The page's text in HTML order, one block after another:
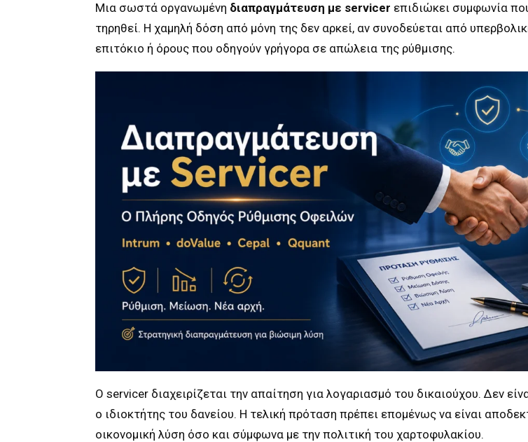
Μια σωστά οργανωμένη διαπραγμάτευση με servicer επιδιώκει συμφωνία
τηρηθεί. Η χαμηλή δόση από μόνη της δεν αρκεί, αν συνοδεύεται από
επιτόκιο ή όρους που οδηγούν γρήγορα σε απώλεια της ρύθμισης.
Ο servicer διαχειρίζεται την απαίτηση για λογαριασμό του δικαιούχου. Δεν
ο ιδιοκτήτης του δανείου. Η τελική πρόταση πρέπει επομένως να είναι
οικονομική λύση όσο και σύμφωνα με την πολιτική του χαρτοφυλακίου.